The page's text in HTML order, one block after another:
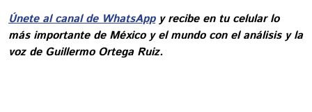
Únete al canal de WhatsAppy recibe en tu celular lo
más importante de México y el mundo con el análisis y la
voz de Guillermo Ortega Ruiz.